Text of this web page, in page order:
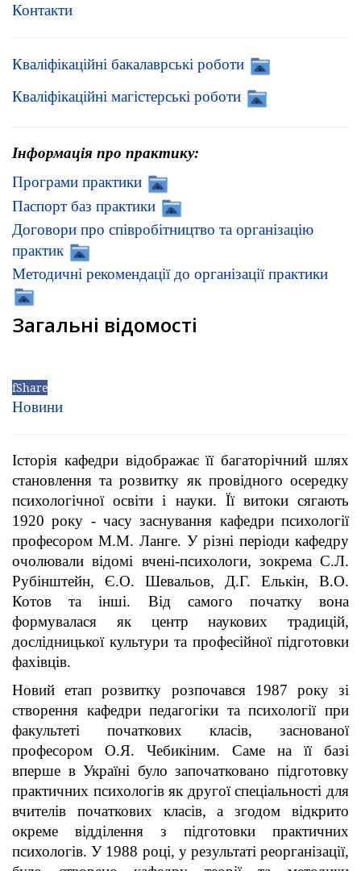
Контакти
Кваліфікаційні бакалаврські роботи
Кваліфікаційні магістерські роботи
Інформація про практику:
Програми практики
Паспорт баз практики
Договори про співробітництво та організацію
практик
Методичні рекомендації до організації практики
Загальні відомості
fShare
Новини
Історія кафедри відображає її багаторічний шлях
становлення та розвитку як провідного осередку
психологічної освіти і науки. Її витоки сягають
1920 року - часу заснування кафедри психології
професором М.М. Ланге. У різні періоди кафедру
очолювали відомі вчені-психологи, зокрема С.Л.
Рубінштейн, Є.О. Шевальов, Д.Г. Елькін, В.О.
Котов та інші. Від самого початку вона
формувалася як центр наукових традицій,
дослідницької культури та професійної підготовки
фахівців.
Новий етап розвитку розпочався 1987 року зі
створення кафедри педагогіки та психології при
факультеті початкових класів, заснованої
професором О.Я. Чебикіним. Саме на її базі
вперше в Україні було започатковано підготовку
практичних психологів як другої спеціальності для
вчителів початкових класів, а згодом відкрито
окреме відділення з підготовки практичних
психологів. У 1988 році, у результаті реорганізації,